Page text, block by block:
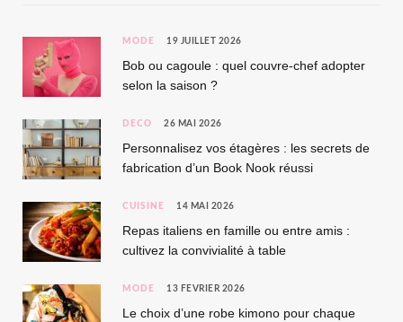
MODE 19 JUILLET 2026
Bob ou cagoule : quel couvre-chef adopter
selon la saison ?
DÉCO 26 MAI 2026
Personnalisez vos étagères : les secrets de
fabrication d’un Book Nook réussi
CUISINE 14 MAI 2026
Repas italiens en famille ou entre amis :
cultivez la convivialité à table
MODE 13 FÉVRIER 2026
Le choix d’une robe kimono pour chaque